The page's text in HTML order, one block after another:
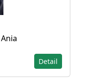
Detail